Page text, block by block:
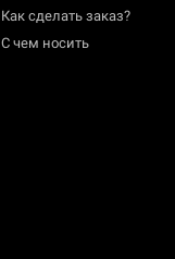
Как сделать заказ?
С чем носить